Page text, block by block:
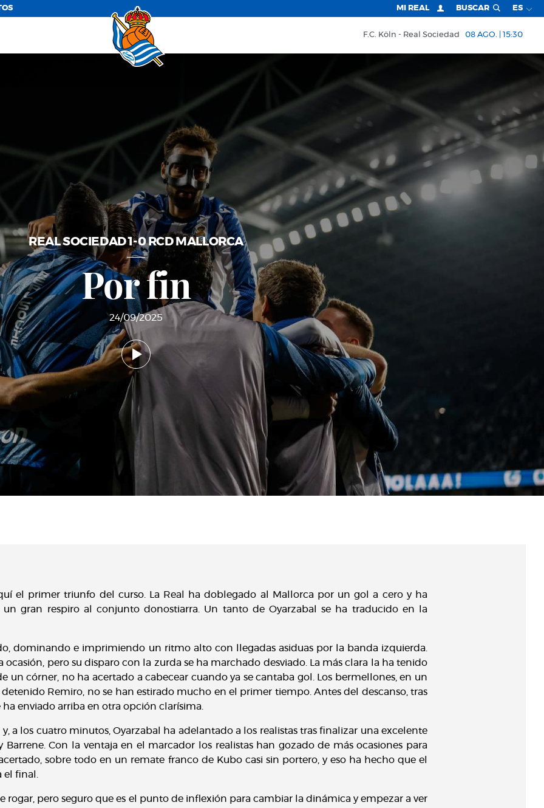
MI REAL BUSCAR ES
F.C. Köln Real Sociedad 08 AGO. | 15:30
REAL SOCIEDAD 1-0 RCD MALLORCA
Por fin
24/09/2025
el primer triunfo del curso. La Real ha doblegado al Mallorca por un gol a cero y ha
gran respiro al conjunto donostiarra. Un tanto de Oyarzabal se ha traducido en la
dominando e imprimiendo un ritmo alto con llegadas asiduas por la banda izquierda.
pero su disparo con la zurda se ha marchado desviado. La más clara la ha tenido
un córner, no ha acertado a cabecear cuando ya se cantaba gol. Los bermellones, en un
Remiro, no se han estirado mucho en el primer tiempo. Antes del descanso, tras
enviado arriba en otra opción clarísima.
a los cuatro minutos, Oyarzabal ha adelantado a los realistas tras finalizar una excelente
Con la ventaja en el marcador los realistas han gozado de más ocasiones para
sobre todo en un remate franco de Kubo casi sin portero, y eso ha hecho que el
final.
rogar, pero seguro que es el punto de inflexión para cambiar la dinámica y empezar a ver